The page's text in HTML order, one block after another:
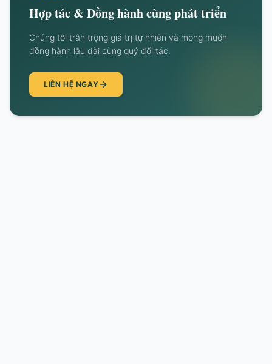
Hợp tác & Đồng hành cùng phát triển
Chúng tôi trân trọng giá trị tự nhiên và mong muốn
đồng hành lâu dài cùng quý đối tác.
LIÊN HỆ NGAY